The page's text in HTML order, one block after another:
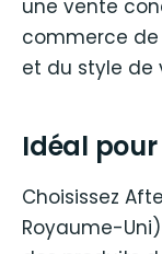
une vente
commerce
et du style de
Idéal
Choisissez
Royaume-